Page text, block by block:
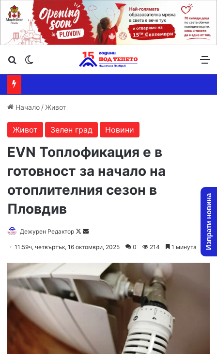
Търсене ...
Начало / Живот
Живот Зелен град Новини
EVN Топлофикация е в
готовност за начало на
отоплителния сезон в
Пловдив
Дежурен Редактор
Follow
Send
11:59ч, четвъртък, 16 октомври, 2025 0 214 1 минута Изпрати новина